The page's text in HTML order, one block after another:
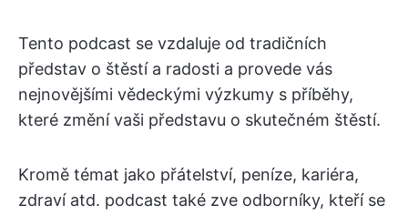
Tento podcast se vzdaluje od tradičních
představ o štěstí a radosti a provede vás
nejnovějšími vědeckými výzkumy s příběhy,
které změní vaši představu o skutečném štěstí.
Kromě témat jako přátelství, peníze, kariéra,
zdraví atd. podcast také zve odborníky, kteří se